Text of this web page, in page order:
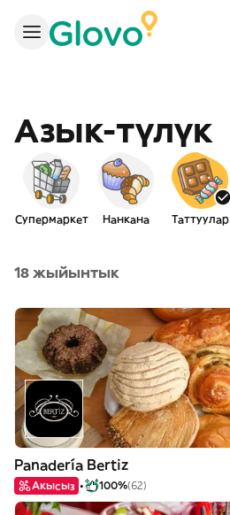
Азык-түлүк
Супермаркет Нанкана Таттуулар
18 жыйынтык
Panadería Bertiz
Акысыз 100%(62)